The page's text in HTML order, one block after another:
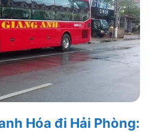
Hóa đi Hải Phòng: